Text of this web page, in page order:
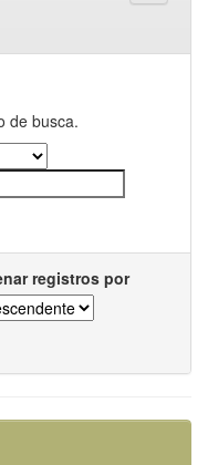
de busca.
registros por